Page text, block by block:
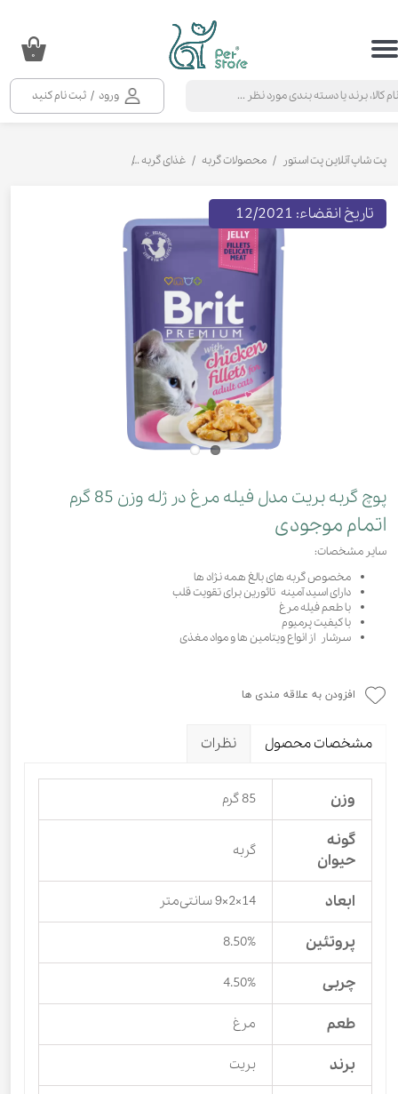
ورود / ثبت نام کنید
حساب کاربری من
خروج از حساب کاربری
۰
پت شاپ آنلاین پت استور محصولات گربه غذای گربه
پوچ گربه بریت مدل فیله مرغ در ژله وزن 85 گرم
اتمام موجودی
سایر مشخصات:
مخصوص گربه های بالغ همه نژاد ها
دارای اسید آمینه تائورین برای تقویت قلب
با طعم فیله مرغ
با کیفیت پرمیوم
سرشار از انواع ویتامین ها و مواد مغذی
تاریخ انقضاء: 12/2021
افزودن به علاقه مندی ها
مشخصات محصول نظرات
وزن 85 گرم
گونه
حیوان
گربه
ابعاد 14×2×9 سانتی‌متر
پروتئین 8.50%
چربی 4.50%
طعم مرغ
برند بریت